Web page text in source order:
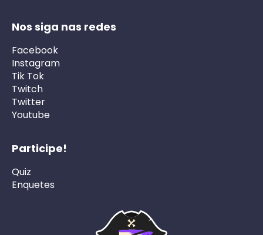
Nos siga nas redes
Facebook
Instagram
Tik Tok
Twitch
Twitter
Youtube
Participe!
Quiz
Enquetes